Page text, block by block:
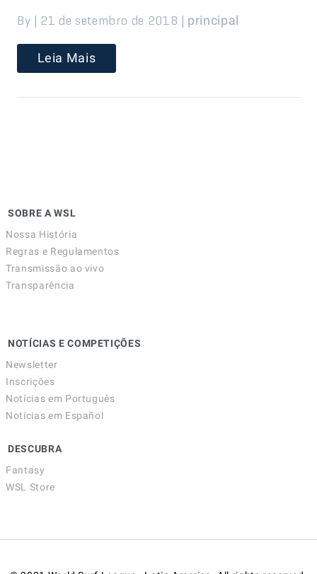
By | 21 de setembro de 2018 | principal
Leia Mais
SOBRE A WSL
Nossa História
Regras e Regulamentos
Transmissão ao vivo
Transparência
NOTÍCIAS E COMPETIÇÕES
Newsletter
Inscrições
Notícias em Português
Notícias em Español
DESCUBRA
Fantasy
WSL Store